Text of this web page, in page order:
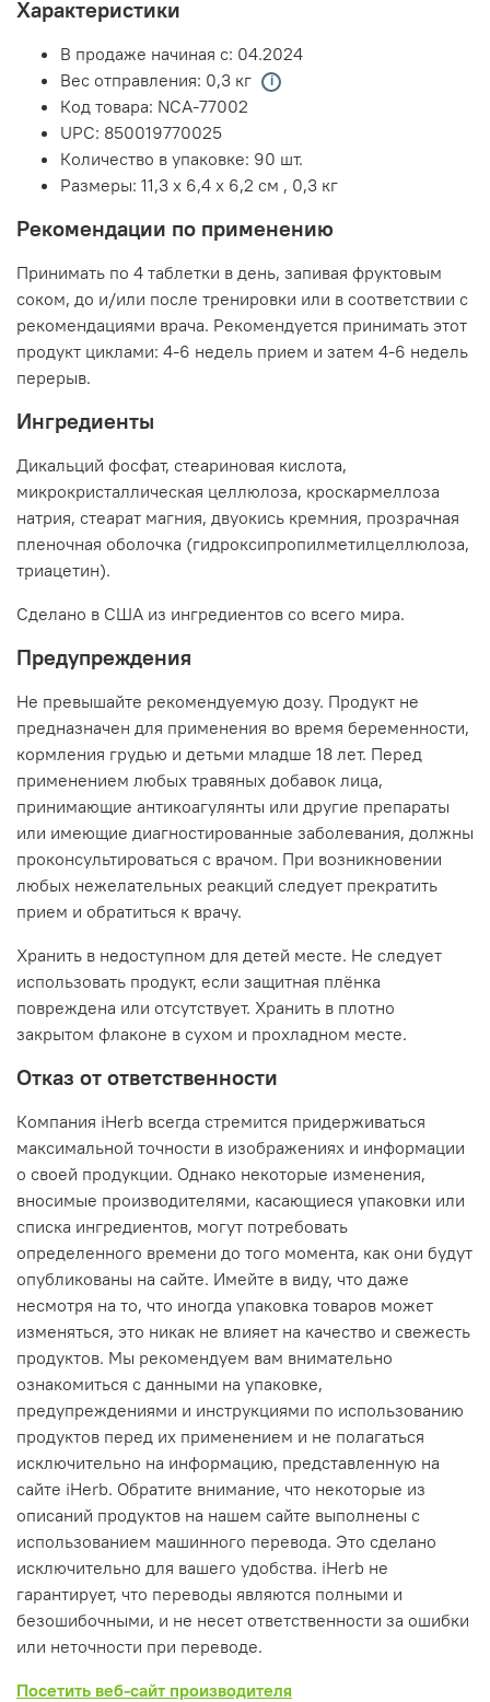
Характеристики
В продаже начиная с: 04.2024
Вес отправления: 0,3 кг
Код товара: NCA-77002
UPC: 850019770025
Количество в упаковке: 90 шт.
Размеры: 11,3 x 6,4 x 6,2 см , 0,3 кг
Рекомендации по применению
Принимать по 4 таблетки в день, запивая фруктовым
соком, до и/или после тренировки или в соответствии с
рекомендациями врача. Рекомендуется принимать этот
продукт циклами: 4-6 недель прием и затем 4-6 недель
перерыв.
Ингредиенты
Дикальций фосфат, стеариновая кислота,
микрокристаллическая целлюлоза, кроскармеллоза
натрия, стеарат магния, двуокись кремния, прозрачная
пленочная оболочка (гидроксипропилметилцеллюлоза,
триацетин).
Сделано в США из ингредиентов со всего мира.
Предупреждения
Не превышайте рекомендуемую дозу. Продукт не
предназначен для применения во время беременности,
кормления грудью и детьми младше 18 лет. Перед
применением любых травяных добавок лица,
принимающие антикоагулянты или другие препараты
или имеющие диагностированные заболевания, должны
проконсультироваться с врачом. При возникновении
любых нежелательных реакций следует прекратить
прием и обратиться к врачу.
Хранить в недоступном для детей месте. Не следует
использовать продукт, если защитная плёнка
повреждена или отсутствует. Хранить в плотно
закрытом флаконе в сухом и прохладном месте.
Отказ от ответственности
Компания iHerb всегда стремится придерживаться
максимальной точности в изображениях и информации
о своей продукции. Однако некоторые изменения,
вносимые производителями, касающиеся упаковки или
списка ингредиентов, могут потребовать
определенного времени до того момента, как они будут
опубликованы на сайте. Имейте в виду, что даже
несмотря на то, что иногда упаковка товаров может
изменяться, это никак не влияет на качество и свежесть
продуктов. Мы рекомендуем вам внимательно
ознакомиться с данными на упаковке,
предупреждениями и инструкциями по использованию
продуктов перед их применением и не полагаться
исключительно на информацию, представленную на
сайте iHerb. Обратите внимание, что некоторые из
описаний продуктов на нашем сайте выполнены с
использованием машинного перевода. Это сделано
исключительно для вашего удобства. iHerb не
гарантирует, что переводы являются полными и
безошибочными, и не несет ответственности за ошибки
или неточности при переводе.
Посетить веб-сайт производителя